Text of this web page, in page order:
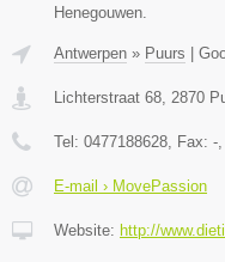
Henegouwen.
Antwerpen » Puurs |
Lichterstraat 68 2870
Tel: 0477188628 , Fax: -
E-mail › MovePassion
Website: http://